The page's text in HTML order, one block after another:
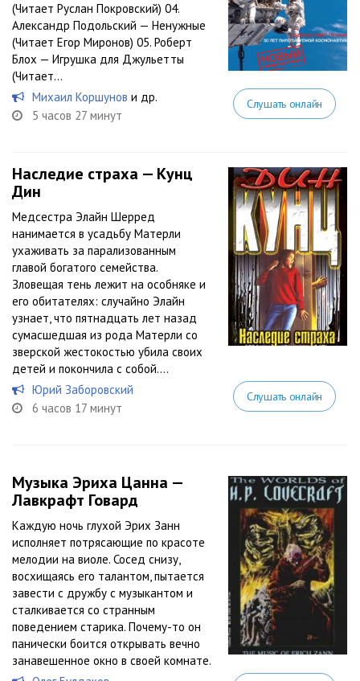
(Читает Руслан Покровский) 04.
Александр Подольский — Ненужные
(Читает Егор Миронов) 05. Роберт
Блох — Игрушка для Джульетты
(Читает...
Михаил Коршунов и др.
5 часов 27 минут
Слушать онлайн
Наследие страха — Кунц
Дин
Медсестра Элайн Шерред
нанимается в усадьбу Матерли
ухаживать за парализованным
главой богатого семейства.
Зловещая тень лежит на особняке и
его обитателях: случайно Элайн
узнает, что пятнадцать лет назад
сумасшедшая из рода Матерли со
зверской жестокостью убила своих
детей и покончила с собой....
Юрий Заборовский
6 часов 17 минут
Слушать онлайн
Музыка Эриха Цанна —
Лавкрафт Говард
Каждую ночь глухой Эрих Занн
исполняет потрясающие по красоте
мелодии на виоле. Сосед снизу,
восхищаясь его талантом, пытается
завести с дружбу с музыкантом и
сталкивается со странным
поведением старика. Почему-то он
панически боится открывать вечно
занавешенное окно в своей комнате.